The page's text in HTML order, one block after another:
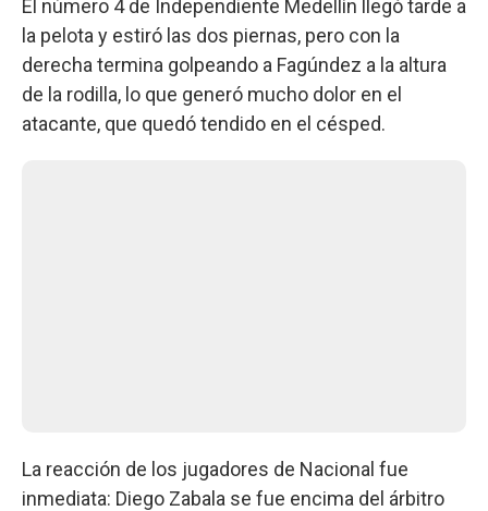
El número 4 de Independiente Medellín llegó tarde a
la pelota y estiró las dos piernas, pero con la
derecha termina golpeando a Fagúndez a la altura
de la rodilla, lo que generó mucho dolor en el
atacante, que quedó tendido en el césped.
La reacción de los jugadores de Nacional fue
inmediata: Diego Zabala se fue encima del árbitro